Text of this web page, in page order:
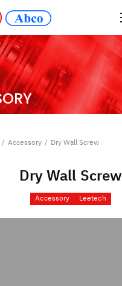
/ Accessory / Dry Wall Screw
Dry Wall Screw
Accessory Leetech